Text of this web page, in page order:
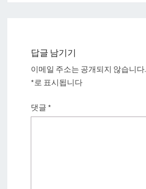
답글 남기기
이메일 주소는 공개되지 않습니다.
*로 표시됩니다
댓글 *